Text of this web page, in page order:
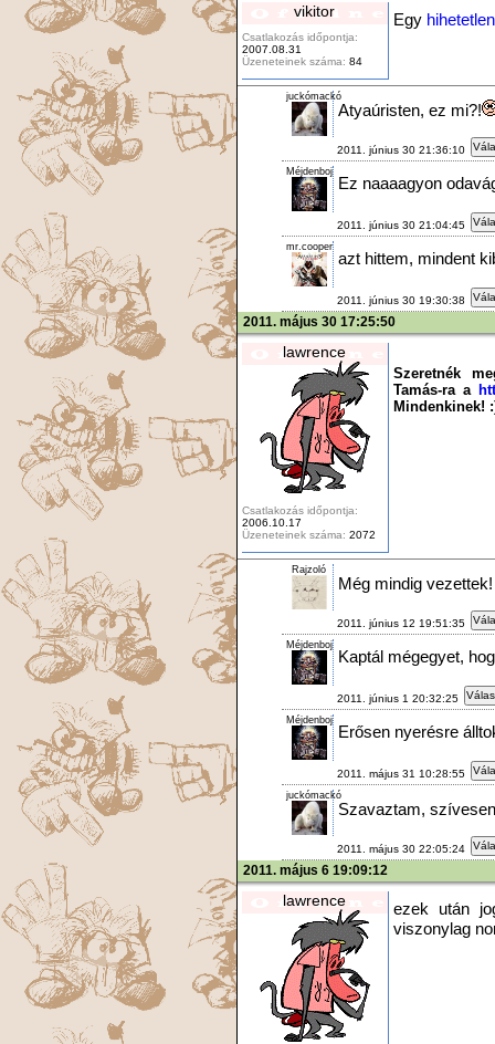
vikitor
Csatlakozás időpontja:
2007.08.31
Üzeneteinek száma: 84
Egy
juckómackó
Atyaúristen, ez mi?!
2011. június 30 21:36:10
Méjdenboj
Ez naaaagyon
2011. június 30 21:04:45
mr.cooper
azt hittem, mindent
2011. június 30 19:30:38
2011. május 30 17:25:50
lawrence
Csatlakozás időpontja:
2006.10.17
Üzeneteinek száma: 2072
Szeretnék
Tamás-ra a
Mindenkinek!
Rajzoló
Még mindig
2011. június 12 19:51:35
Méjdenboj
Kaptál mégegyet,
2011. június 1 20:32:25
Méjdenboj
Erősen nyerésre
2011. május 31 10:28:55
juckómackó
Szavaztam,
2011. május 30 22:05:24
2011. május 6 19:09:12
lawrence
ezek után
viszonylag